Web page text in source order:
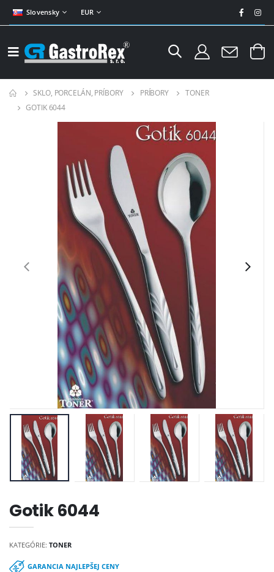
Slovensky EUR
SKLO, PORCELÁN, PRÍBORY PRÍBORY
TONER
GOTIK 6044
Gotik 6044
KATEGÓRIE:TONER
GARANCIA NAJLEPŠEJ CENY